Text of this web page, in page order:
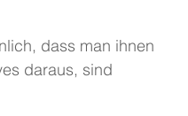
dass man ihnen
daraus, sind